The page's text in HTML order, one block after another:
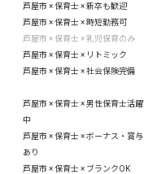
芦屋市 × 保育士 × 新卒も歓迎
芦屋市 × 保育士 × 時短勤務可
芦屋市 × 保育士 × 乳児保育のみ
芦屋市 × 保育士 × リトミック
芦屋市 × 保育士 × 社会保険完備
芦屋市 × 保育士 × 男性保育士活躍
中
芦屋市 × 保育士 × ボーナス・賞与
あり
芦屋市 × 保育士 × ブランクOK